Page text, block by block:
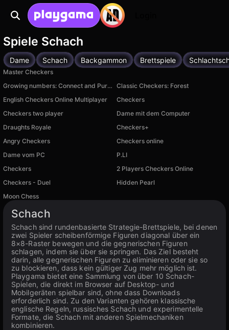
Spiele Schach
Dame Schach Backgammon Brettspiele
Master Checkers
Growing numbers: Connect and Purify Classic Checkers: Forest
English Checkers Online Multiplayer
Checkers
Checkers two player
Dame mit dem Computer
Draughts Royale
Checkers+
Angry Checkers
Checkers online
Dame vom PC
P.LI
Checkers
2 Players Checkers Online
Checkers - Duel
Hidden Pearl
Moon Chess
Schach
Schach sind rundenbasierte Strategie-Brettspiele, bei denen
zwei Spieler scheibenförmige Figuren diagonal über ein
8×8-Raster bewegen und die gegnerischen Figuren
schlagen, indem sie über sie springen. Das Ziel besteht
darin, alle gegnerischen Figuren zu eliminieren oder sie so
zu blockieren, dass kein gültiger Zug mehr möglich ist.
Playgama bietet eine Sammlung von über 10 Schach-
Spielen, die direkt im Browser auf Desktop- und
Mobilgeräten spielbar sind, ohne dass Downloads
erforderlich sind. Zu den Varianten gehören klassische
englische Regeln, russisches Schach und experimentelle
Formate, die Schach mit anderen Spielmechaniken
kombinieren.